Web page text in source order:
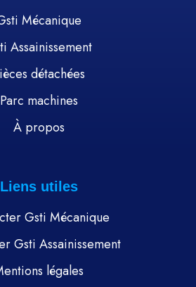
Mécanique
Assainissement
détachées
Parc machines
À propos
Liens utiles
Gsti Mécanique
Gsti Assainissement
légales